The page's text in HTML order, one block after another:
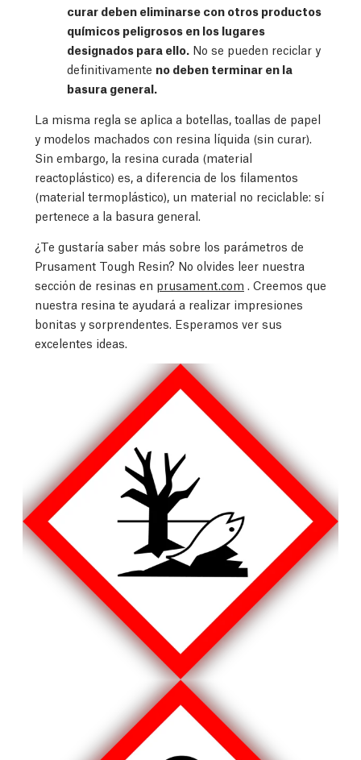
curar deben eliminarse con otros productos
químicos peligrosos en los lugares
designados para ello. No se pueden reciclar y
definitivamente no deben terminar en la
basura general.
La misma regla se aplica a botellas, toallas de papel
y modelos machados con resina líquida (sin curar).
Sin embargo, la resina curada (material
reactoplástico) es, a diferencia de los filamentos
(material termoplástico), un material no reciclable: sí
pertenece a la basura general.
¿Te gustaría saber más sobre los parámetros de
Prusament Tough Resin? No olvides leer nuestra
sección de resinas en prusament.com . Creemos que
nuestra resina te ayudará a realizar impresiones
bonitas y sorprendentes. Esperamos ver sus
excelentes ideas.